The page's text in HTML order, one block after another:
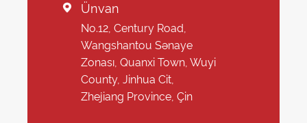
 Ünvan
No.12, Century Road,
Wangshantou Sənaye
Zonası, Quanxi Town, Wuyi
County, Jinhua Cit,
Zhejiang Province, Çin